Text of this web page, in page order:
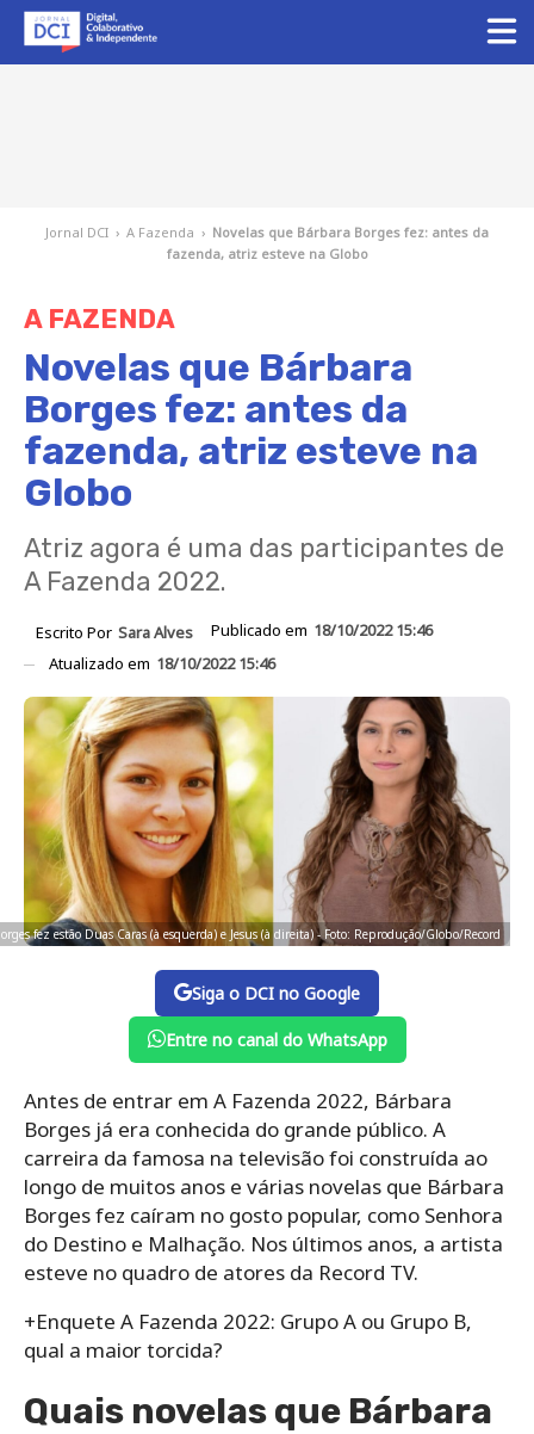
Jornal DCI › A Fazenda › Novelas que Bárbara Borges fez: antes da
fazenda, atriz esteve na Globo
A FAZENDA
Novelas que Bárbara
Borges fez: antes da
fazenda, atriz esteve na
Globo
Atriz agora é uma das participantes de
A Fazenda 2022.
Escrito Por Sara Alves Publicado em 18/10/2022 15:46
Atualizado em 18/10/2022 15:46
fez estão Duas Caras (à esquerda) e Jesus (à direita) - Foto: Reprodução/Globo/Record
Siga o DCI no Google
Entre no canal do WhatsApp
Antes de entrar em A Fazenda 2022, Bárbara
Borges já era conhecida do grande público. A
carreira da famosa na televisão foi construída ao
longo de muitos anos e várias novelas que Bárbara
Borges fez caíram no gosto popular, como Senhora
do Destino e Malhação. Nos últimos anos, a artista
esteve no quadro de atores da Record TV.
+Enquete A Fazenda 2022: Grupo A ou Grupo B,
qual a maior torcida?
Quais novelas que Bárbara